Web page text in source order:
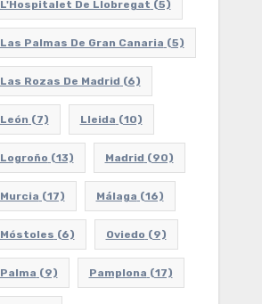
L'Hospitalet De Llobregat (5)
Las Palmas De Gran Canaria (5)
Las Rozas De Madrid (6)
León (7) Lleida (10)
Logroño (13) Madrid (90)
Murcia (17) Málaga (16)
Móstoles (6) Oviedo (9)
Palma (9) Pamplona (17)